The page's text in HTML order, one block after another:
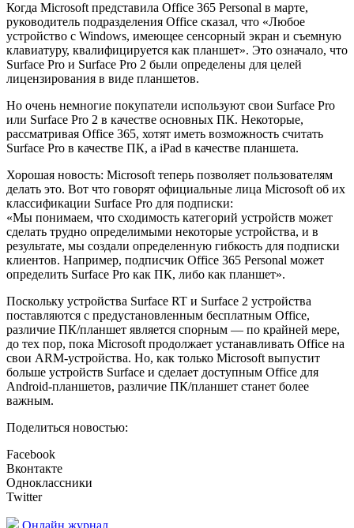
Когда Microsoft представила Office 365 Personal в марте,
руководитель подразделения Office сказал, что «Любое
устройство с Windows, имеющее сенсорный экран и съемную
клавиатуру, квалифицируется как планшет». Это означало, что
Surface Pro и Surface Pro 2 были определены для целей
лицензирования в виде планшетов.
Но очень немногие покупатели используют свои Surface Pro
или Surface Pro 2 в качестве основных ПК. Некоторые,
рассматривая Office 365, хотят иметь возможность считать
Surface Pro в качестве ПК, а iPad в качестве планшета.
Хорошая новость: Microsoft теперь позволяет пользователям
делать это. Вот что говорят официальные лица Microsoft об их
классификации Surface Pro для подписки:
«Мы понимаем, что сходимость категорий устройств может
сделать трудно определимыми некоторые устройства, и в
результате, мы создали определенную гибкость для подписки
клиентов. Например, подписчик Office 365 Personal может
определить Surface Pro как ПК, либо как планшет».
Поскольку устройства Surface RT и Surface 2 устройства
поставляются с предустановленным бесплатным Office,
различие ПК/планшет является спорным — по крайней мере,
до тех пор, пока Microsoft продолжает устанавливать Office на
свои ARM-устройства. Но, как только Microsoft выпустит
больше устройств Surface и сделает доступным Office для
Android-планшетов, различие ПК/планшет станет более
важным.
Поделиться новостью:
Facebook
Вконтакте
Одноклассники
Twitter